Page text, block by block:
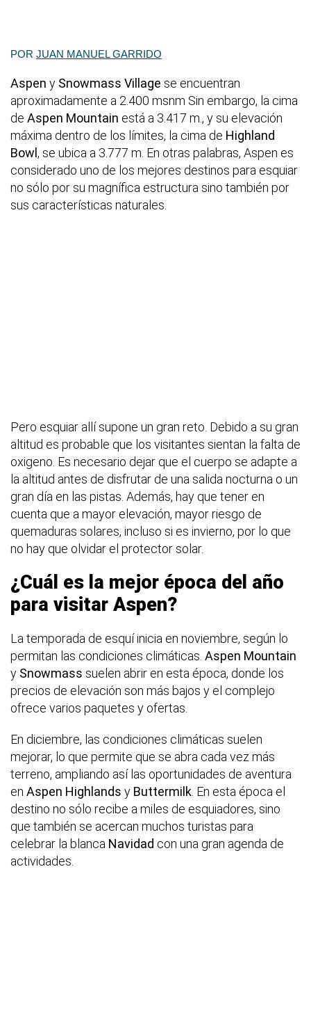
POR JUAN MANUEL GARRIDO
Aspen y Snowmass Village se encuentran
aproximadamente a 2.400 msnm Sin embargo, la cima
de Aspen Mountain está a 3.417 m., y su elevación
máxima dentro de los límites, la cima de Highland
Bowl , se ubica a 3.777 m. En otras palabras, Aspen es
considerado uno de los mejores destinos para esquiar
no sólo por su magnífica estructura sino también por
sus características naturales.
Pero esquiar allí supone un gran reto. Debido a su gran
altitud es probable que los visitantes sientan la falta de
oxigeno. Es necesario dejar que el cuerpo se adapte a
la altitud antes de disfrutar de una salida nocturna o un
gran día en las pistas. Además, hay que tener en
cuenta que a mayor elevación, mayor riesgo de
quemaduras solares, incluso si es invierno, por lo que
no hay que olvidar el protector solar.
¿Cuál es la mejor época del año
para visitar Aspen?
La temporada de esquí inicia en noviembre, según lo
permitan las condiciones climáticas. Aspen Mountain
y Snowmass suelen abrir en esta época, donde los
precios de elevación son más bajos y el complejo
ofrece varios paquetes y ofertas.
En diciembre, las condiciones climáticas suelen
mejorar, lo que permite que se abra cada vez más
terreno, ampliando así las oportunidades de aventura
en Aspen Highlands y Buttermilk. En esta época el
destino no sólo recibe a miles de esquiadores, sino
que también se acercan muchos turistas para
celebrar la blanca Navidad con una gran agenda de
actividades.